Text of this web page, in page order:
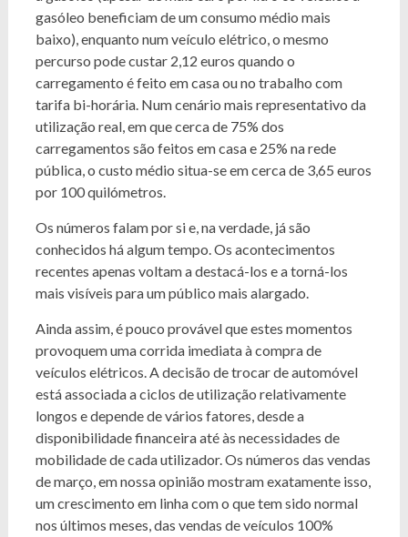
gasóleo beneficiam de um consumo médio mais
baixo), enquanto num veículo elétrico, o mesmo
percurso pode custar 2,12 euros quando o
carregamento é feito em casa ou no trabalho com
tarifa bi-horária. Num cenário mais representativo da
utilização real, em que cerca de 75% dos
carregamentos são feitos em casa e 25% na rede
pública, o custo médio situa-se em cerca de 3,65 euros
por 100 quilómetros.
Os números falam por si e, na verdade, já são
conhecidos há algum tempo. Os acontecimentos
recentes apenas voltam a destacá-los e a torná-los
mais visíveis para um público mais alargado.
Ainda assim, é pouco provável que estes momentos
provoquem uma corrida imediata à compra de
veículos elétricos. A decisão de trocar de automóvel
está associada a ciclos de utilização relativamente
longos e depende de vários fatores, desde a
disponibilidade financeira até às necessidades de
mobilidade de cada utilizador. Os números das vendas
de março, em nossa opinião mostram exatamente isso,
um crescimento em linha com o que tem sido normal
nos últimos meses, das vendas de veículos 100%